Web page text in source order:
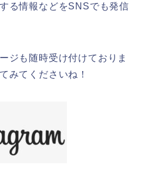
る情報などをSNSでも発信
ジも随時受け付けておりま
みてくださいね！